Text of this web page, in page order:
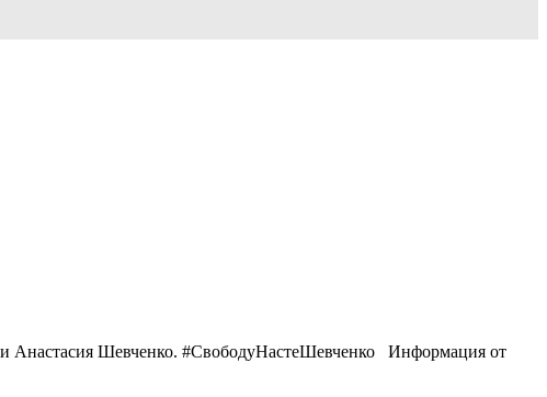
Анастасия Шевченко. #СвободуНастеШевченко Информация от